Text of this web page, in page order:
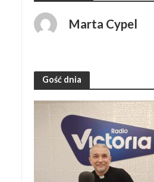
Marta Cypel
Gość dnia